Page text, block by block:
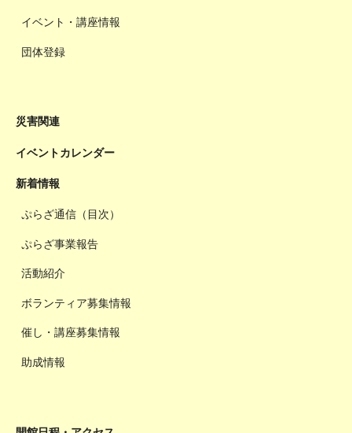
イベント・講座情報
団体登録
災害関連
イベントカレンダー
新着情報
ぷらざ通信（目次）
ぷらざ事業報告
活動紹介
ボランティア募集情報
催し・講座募集情報
助成情報